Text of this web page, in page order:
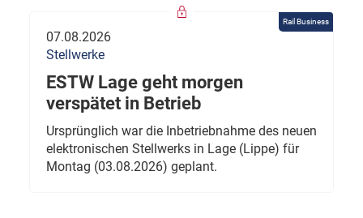
Rail Business
07.08.2026
Stellwerke
ESTW Lage geht morgen
verspätet in Betrieb
Ursprünglich war die Inbetriebnahme des neuen
elektronischen Stellwerks in Lage (Lippe) für
Montag (03.08.2026) geplant.